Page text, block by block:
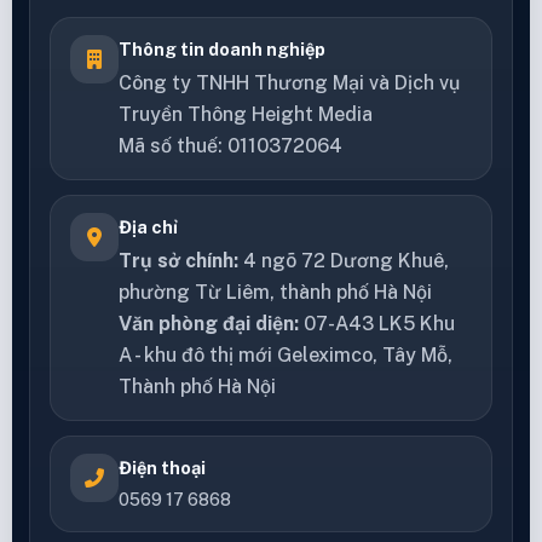
Thông tin doanh nghiệp
Công ty TNHH Thương Mại và Dịch vụ
Truyền Thông Height Media
Mã số thuế: 0110372064
Địa chỉ
Trụ sở chính: 4 ngõ 72 Dương Khuê,
phường Từ Liêm, thành phố Hà Nội
Văn phòng đại diện: 07-A43 LK5 Khu
A - khu đô thị mới Geleximco, Tây Mỗ,
Thành phố Hà Nội
Điện thoại
0569 17 6868